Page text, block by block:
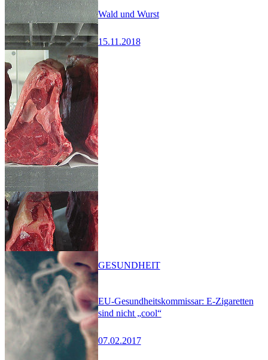
Wald und Wurst
15.11.2018
EU-Gesundheitskommissar: E-Zigaretten
sind nicht „cool“
07.02.2017
GESUNDHEIT